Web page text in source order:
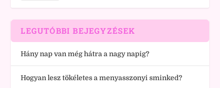
LEGUTÓBBI BEJEGYZÉSEK
Hány nap van még hátra a nagy napig?
Hogyan lesz tökéletes a menyasszonyi sminked?